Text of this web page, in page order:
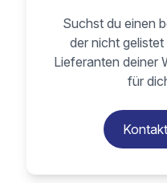
Suchst du einen
der nicht
Lieferanten deiner
für